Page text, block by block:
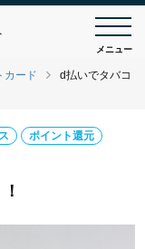
メニュー
カード
d払いでタバコ
ポイント還元